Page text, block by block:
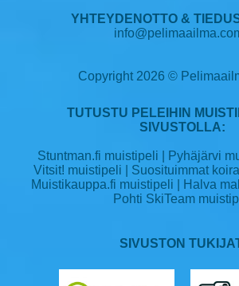
YHTEYDENOTTO &
Copyright 2026 ©
TUTUSTU PELEIHIN
SIVUSTOLLA:
Stuntman.fi muistipeli Pyhäjärvi
Vitsit! muistipeli
Suosituimmat
Muistikauppa.fi muistipeli
Halva
Pohti SkiTeam
SIVUSTON